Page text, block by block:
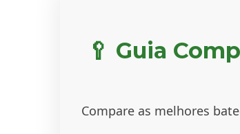
🥄 Guia
Compare as melhores